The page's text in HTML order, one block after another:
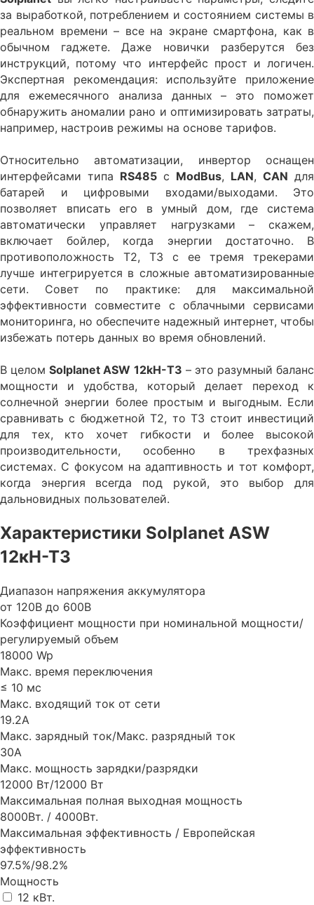
за выработкой, потреблением и состоянием системы в
реальном времени – все на экране смартфона, как в
обычном гаджете. Даже новички разберутся без
инструкций, потому что интерфейс прост и логичен.
Экспертная рекомендация: используйте приложение
для ежемесячного анализа данных – это поможет
обнаружить аномалии рано и оптимизировать затраты,
например, настроив режимы на основе тарифов.
Относительно автоматизации, инвертор оснащен
интерфейсами типа RS485 с ModBus, LAN, CAN для
батарей и цифровыми входами/выходами. Это
позволяет вписать его в умный дом, где система
автоматически управляет нагрузками – скажем,
включает бойлер, когда энергии достаточно. В
противоположность T2, T3 с ее тремя трекерами
лучше интегрируется в сложные автоматизированные
сети. Совет по практике: для максимальной
эффективности совместите с облачными сервисами
мониторинга, но обеспечите надежный интернет, чтобы
избежать потерь данных во время обновлений.
В целомSolplanet ASW 12kH-T3 – это разумный баланс
мощности и удобства, который делает переход к
солнечной энергии более простым и выгодным. Если
сравнивать с бюджетной T2, то T3 стоит инвестиций
для тех, кто хочет гибкости и более высокой
производительности, особенно в трехфазных
системах. С фокусом на адаптивность и тот комфорт,
когда энергия всегда под рукой, это выбор для
дальновидных пользователей.
Характеристики Solplanet ASW
12кН-Т3
Диапазон напряжения аккумулятора
от 120В до 600В
Коэффициент мощности при номинальной мощности/
регулируемый объем
18000 Wp
Макс. время переключения
≤ 10 мс
Макс. входящий ток от сети
19.2A
Макс. зарядный ток/Макс. разрядный ток
30A
Макс. мощность зарядки/разрядки
12000 Вт/12000 Вт
Максимальная полная выходная мощность
8000Вт. / 4000Вт.
Максимальная эффективность / Европейская
эффективность
97.5%/98.2%
Мощность
12 кВт.